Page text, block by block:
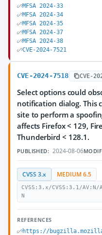
MFSA 2024-33
MFSA 2024-34
MFSA 2024-35
MFSA 2024-37
MFSA 2024-38
CVE-2024-7521
CVE-2024-7518 CVE-
Select options could
notification dialog. This
site to perform a
affects Firefox < 129,
Thunderbird < 128.1.
PUBLISHED: 2024-08-06
CVSS 3.x MEDIUM 6.5
CVSS:3.x/CVSS:3.1/
N
REFERENCES
https://